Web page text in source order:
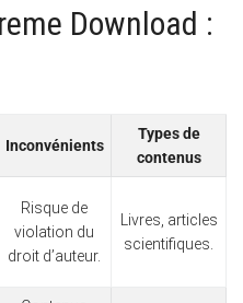
Download :
Inconvénients
Types de
contenus
Risque de
violation du
droit d’auteur.
Livres, articles
scientifiques.